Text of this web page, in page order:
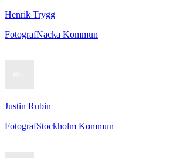
Henrik Trygg
FotografNacka Kommun
Justin Rubin
FotografStockholm Kommun